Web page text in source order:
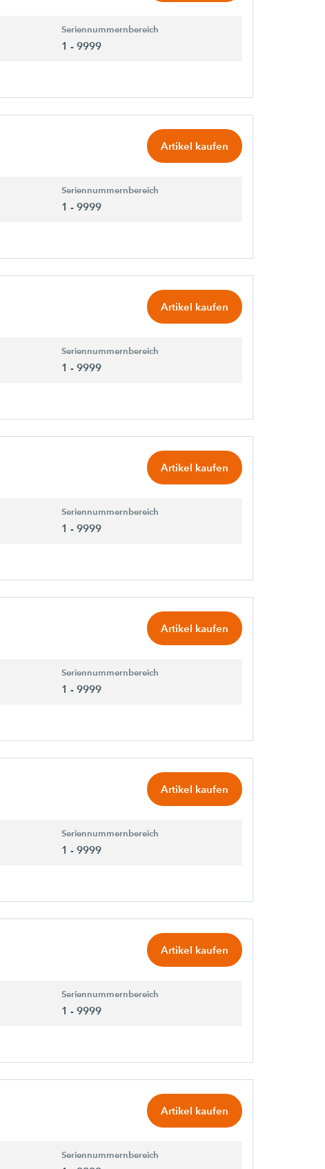
Seriennummernbereich
1 - 9999
Artikel kaufen
Seriennummernbereich
1 - 9999
Artikel kaufen
Seriennummernbereich
1 - 9999
Artikel kaufen
Seriennummernbereich
1 - 9999
Artikel kaufen
Seriennummernbereich
1 - 9999
Artikel kaufen
Seriennummernbereich
1 - 9999
Artikel kaufen
Seriennummernbereich
1 - 9999
Artikel kaufen
Seriennummernbereich